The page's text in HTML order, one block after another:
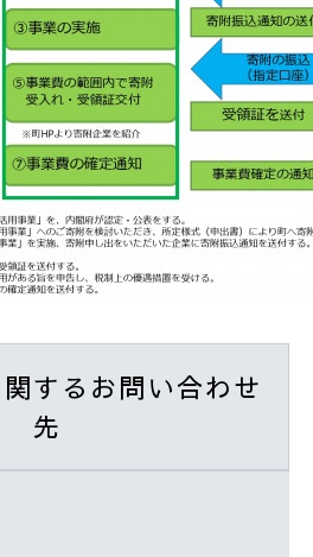
するお問い合わせ
先